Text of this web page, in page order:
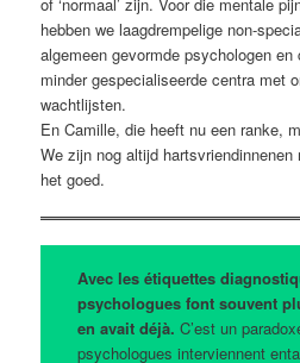
hebben we laagdrempelige non-
algemeen gevormde psychologen
minder gespecialiseerde centra met
wachtlijsten.
En Camille, die heeft nu een ranke,
We zijn nog altijd
het goed.
Avec les étiquettes
psychologues font souvent
en avait déjà. C’est un
psychologues interviennent